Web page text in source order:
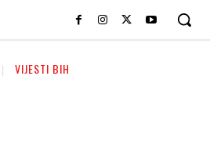
VIJESTI BIH